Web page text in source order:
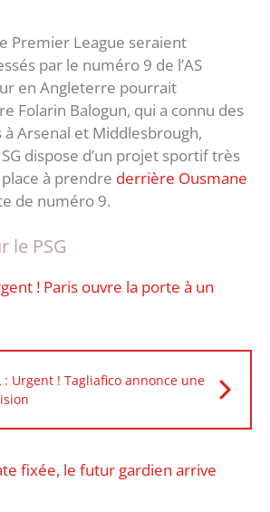
Premier League seraient
par le numéro 9 de l’AS
en Angleterre pourrait
Folarin Balogun, qui a connu des
à Arsenal et Middlesbrough,
dispose d’un projet sportif très
à prendre derrière Ousmane
de numéro 9.
le PSG
! Paris ouvre la porte à un
: Urgent ! Tagliafico annonce une
fixée, le futur gardien arrive